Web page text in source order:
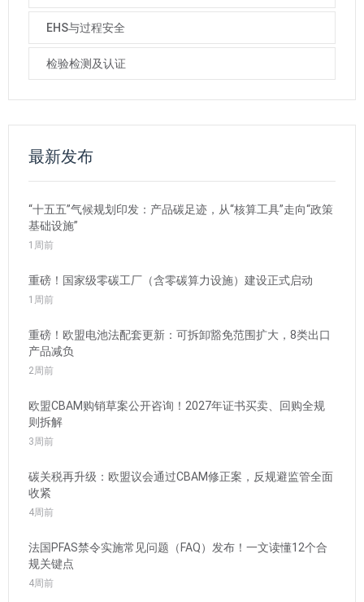
EHS与过程安全
检验检测及认证
最新发布
“十五五”气候规划印发：产品碳足迹，从“核算工具”走向“政策
基础设施”
1周前
重磅！国家级零碳工厂（含零碳算力设施）建设正式启动
1周前
重磅！欧盟电池法配套更新：可拆卸豁免范围扩大，8类出口
产品减负
2周前
欧盟CBAM购销草案公开咨询！2027年证书买卖、回购全规
则拆解
3周前
碳关税再升级：欧盟议会通过CBAM修正案，反规避监管全面
收紧
4周前
法国PFAS禁令实施常见问题（FAQ）发布！一文读懂12个合
规关键点
4周前